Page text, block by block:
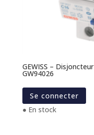
GEWISS –
GW94026
Se connecter
● En stock